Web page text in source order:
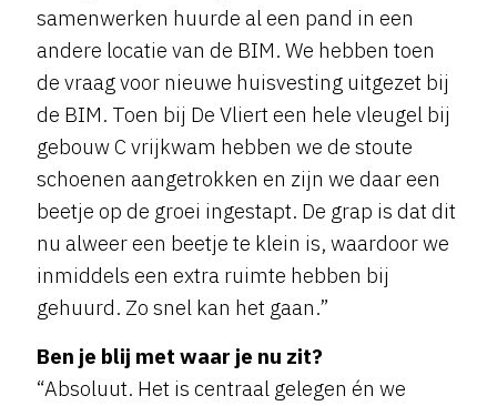
samenwerken huurde al een pand in een
andere locatie van de BIM. We hebben toen
de vraag voor nieuwe huisvesting uitgezet bij
de BIM. Toen bij De Vliert een hele vleugel bij
gebouw C vrijkwam hebben we de stoute
schoenen aangetrokken en zijn we daar een
beetje op de groei ingestapt. De grap is dat dit
nu alweer een beetje te klein is, waardoor we
inmiddels een extra ruimte hebben bij
gehuurd. Zo snel kan het gaan.”
Ben je blij met waar je nu zit?
“Absoluut. Het is centraal gelegen én we